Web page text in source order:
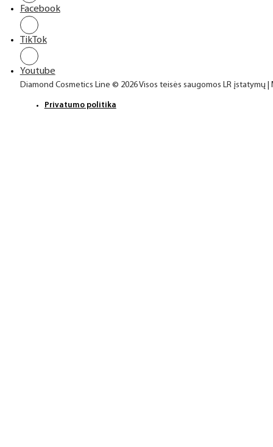
Facebook
TikTok
Youtube
Diamond Cosmetics Line © 2026 Visos teisės saugomos LR įstatymų
Privatumo politika